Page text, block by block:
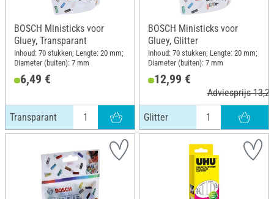
BOSCH Ministicks voor
Gluey, Transparant
Inhoud: 70 stukken; Lengte: 20 mm;
Diameter (buiten): 7 mm
6,49 €
Transparant
BOSCH Ministicks voor
Gluey, Glitter
Inhoud: 70 stukken; Lengte: 20 mm;
Diameter (buiten): 7 mm
12,99 €
Adviesprijs
Glitter